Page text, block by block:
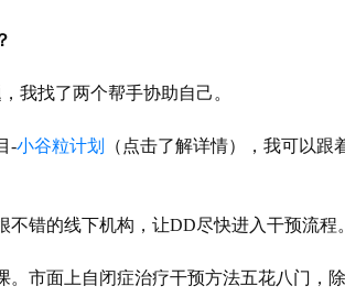
我找了两个帮手协助自己。
-小谷粒计划
（点击了解详情），我可以
错的线下机构，让DD尽快进入干预流程。
市面上自闭症治疗干预方法五花八门，